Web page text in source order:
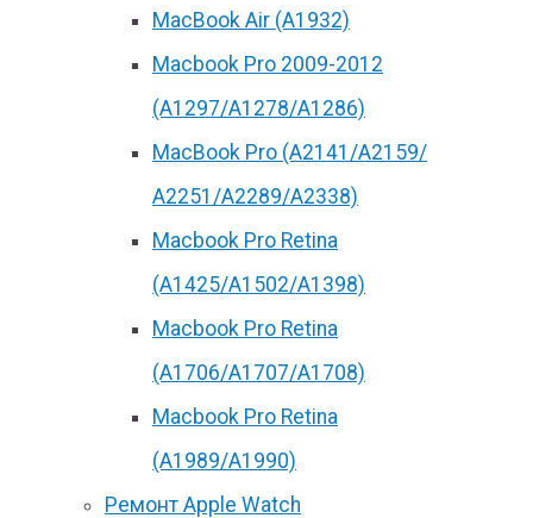
MacBook Air (A1932)
Macbook Pro 2009-2012
(A1297/A1278/A1286)
MacBook Pro (А2141/А2159/
А2251/A2289/A2338)
Macbook Pro Retina
(А1425/A1502/A1398)
Macbook Pro Retina
(А1706/A1707/A1708)
Macbook Pro Retina
(А1989/A1990)
Ремонт Apple Watch